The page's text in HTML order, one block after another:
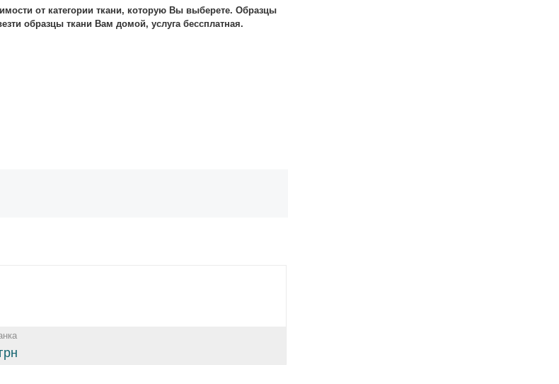
от категории ткани, которую Вы выберете. Образцы
образцы ткани Вам домой, услуга бессплатная.
грн